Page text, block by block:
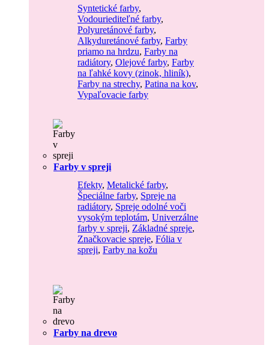
Syntetické farby,
Vodouriediteľné farby,
Polyuretánové farby,
Alkyduretánové farby, Farby
priamo na hrdzu, Farby na
radiátory, Olejové farby, Farby
na ľahké kovy (zinok, hliník),
Farby na strechy, Patina na kov,
Vypaľovacie farby
Farby v spreji
Efekty, Metalické farby,
Špeciálne farby, Spreje na
radiátory, Spreje odolné voči
vysokým teplotám, Univerzálne
farby v spreji, Základné spreje,
Značkovacie spreje, Fólia v
spreji, Farby na kožu
Farby na drevo